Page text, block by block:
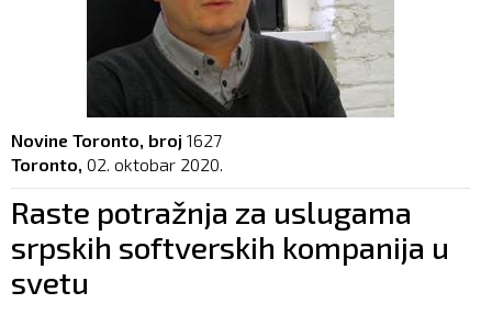
Novine Toronto, broj 1627
Toronto, 02. oktobar 2020.
Raste potražnja za uslugama
srpskih softverskih kompanija u
svetu